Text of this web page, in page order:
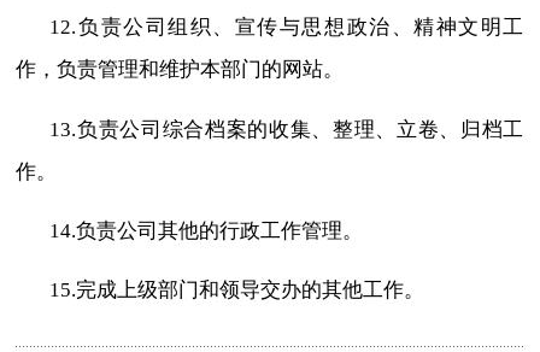
12.负责公司组织、宣传与思想政治、精神文明工
作，负责管理和维护本部门的网站。
13.负责公司综合档案的收集、整理、立卷、归档工
作。
14.负责公司其他的行政工作管理。
15.完成上级部门和领导交办的其他工作。